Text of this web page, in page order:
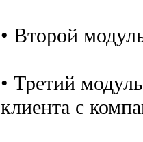
• Второй
• Третий
клиента с